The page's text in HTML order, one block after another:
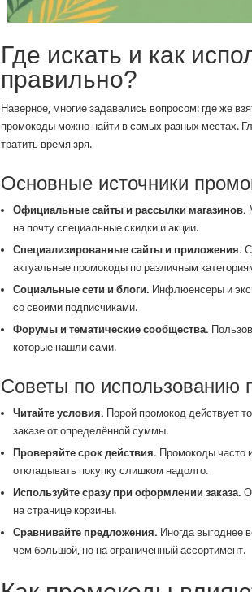
Где искать и как
правильно?
Наверное, многие задавались вопросом: где же
промокоды можно найти в самых разных местах.
тратить время зря.
Основные источники
Официальные сайты и рассылки магазинов.
на почту специальные скидки и акции.
Специализированные сайты и приложения.
актуальные промокоды по различным
Социальные сети и блоги. Инфлюенсеры и
со своими подписчиками.
Форумы и тематические сообщества.
которые нашли сами.
Советы по использованию
Читайте условия. Порой промокод действует
заказе от определённой суммы.
Проверяйте срок действия. Промокоды часто
откладывать покупку слишком надолго.
Используйте сразу при оформлении заказа.
на странице корзины.
Сравнивайте предложения. Иногда выгоднее
чем большой, но на ограниченный ассортимент.